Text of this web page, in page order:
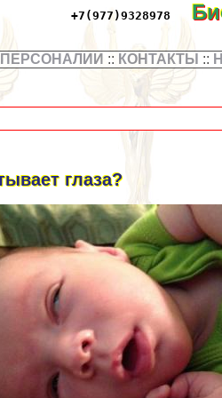
+7(977)9328978
ПЕРСОНАЛИИ :: КОНТАКТЫ ::
глаза?